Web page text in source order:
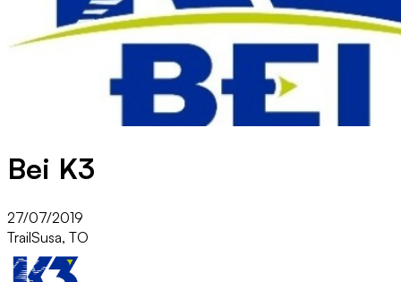
Bei K3
27/07/2019
TrailSusa, TO